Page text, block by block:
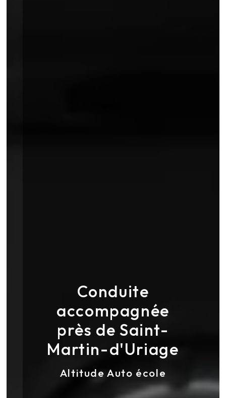
Conduite
accompagnée
près de Saint-
Martin-d'Uriage
Altitude Auto école